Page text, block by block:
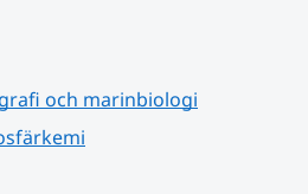
och marinbiologi